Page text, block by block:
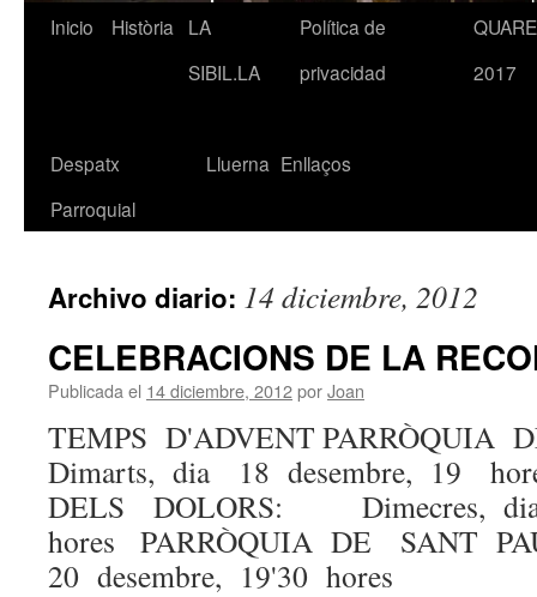
Inicio Història
LA
SIBIL.LA
Política de
privacidad
2017
Despatx
Parroquial
Lluerna Enllaços
Archivo diario: 14 diciembre, 2012
CELEBRACIONS DE LA
Publicada el 14 diciembre, 2012porJoan
TEMPS D'ADVENT
Dimarts, dia 18 desembre, 19
DELS DOLORS: Dimecres,
hores PARRÒQUIA DE
20 desembre, 19'30 hores